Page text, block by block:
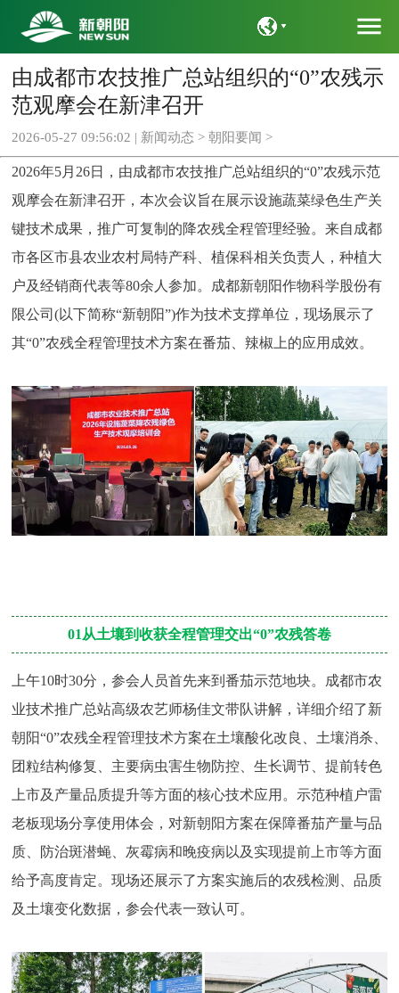
语言
menu
由成都市农技推广总站组织的“0”农残示
范观摩会在新津召开
2026-05-27 09:56:02 | 新闻动态 > 朝阳要闻 >
2026年5月26日，由成都市农技推广总站组织的“0”农残示范
观摩会在新津召开，本次会议旨在展示设施蔬菜绿色生产关
键技术成果，推广可复制的降农残全程管理经验。来自成都
市各区市县农业农村局特产科、植保科相关负责人，种植大
户及经销商代表等80余人参加。成都新朝阳作物科学股份有
限公司(以下简称“新朝阳”)作为技术支撑单位，现场展示了
其“0”农残全程管理技术方案在番茄、辣椒上的应用成效。
01从土壤到收获全程管理交出“0”农残答卷
上午10时30分，参会人员首先来到番茄示范地块。成都市农
业技术推广总站高级农艺师杨佳文带队讲解，详细介绍了新
朝阳“0”农残全程管理技术方案在土壤酸化改良、土壤消杀、
团粒结构修复、主要病虫害生物防控、生长调节、提前转色
上市及产量品质提升等方面的核心技术应用。示范种植户雷
老板现场分享使用体会，对新朝阳方案在保障番茄产量与品
质、防治斑潜蝇、灰霉病和晚疫病以及实现提前上市等方面
给予高度肯定。现场还展示了方案实施后的农残检测、品质
及土壤变化数据，参会代表一致认可。